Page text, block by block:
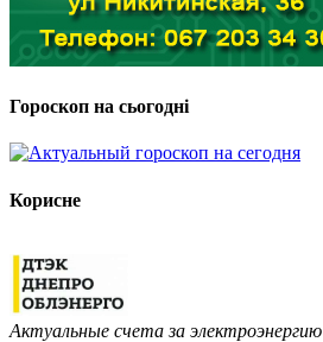
Гороскоп на сьогодні
Корисне
Актуальные счета за электроэнергию